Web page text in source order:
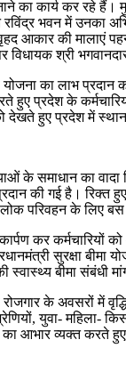
कार्य कर रहे हैं।
ने रविंद्र भवन में
आकार की मालाएं
श्री
का लाभ
प्रदेश के
देखते हुए प्रदेश में
के समाधान का
की गई है। रिक्त
परिवहन के लिए बस
कर
सुरक्षा
स्वास्थ्य बीमा संबंधी
के अवसरों में
श्रेणियों, युवा-
आभार व्यक्त करते